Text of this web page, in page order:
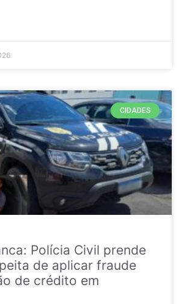
CIDADES
Polícia Civil prende
de aplicar fraude
de crédito em